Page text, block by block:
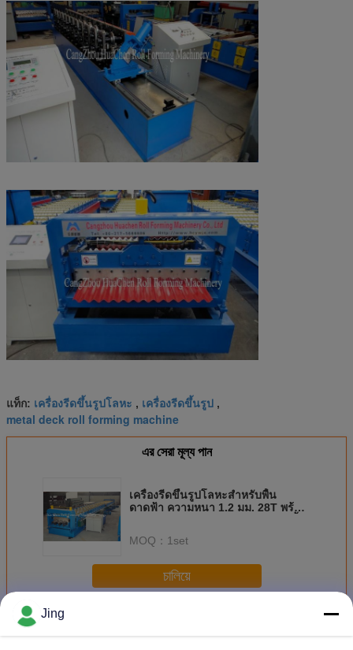
แท็ก: เครื่องรีดขึ้นรูปโลหะ , เครื่องรีดขึ้นรูป ,
metal deck roll forming machine
এর সেরা মূল্য পান
เครื่องรีดขึ้นรูปโลหะสำหรับพื้น
ดาดฟ้า ความหนา 1.2 มม. 28T พร้อม
MOQ： 1set
চালিয়ে
มากกว่าเครื่องขึ้นรูปชั้นดาดฟ้า
Jing